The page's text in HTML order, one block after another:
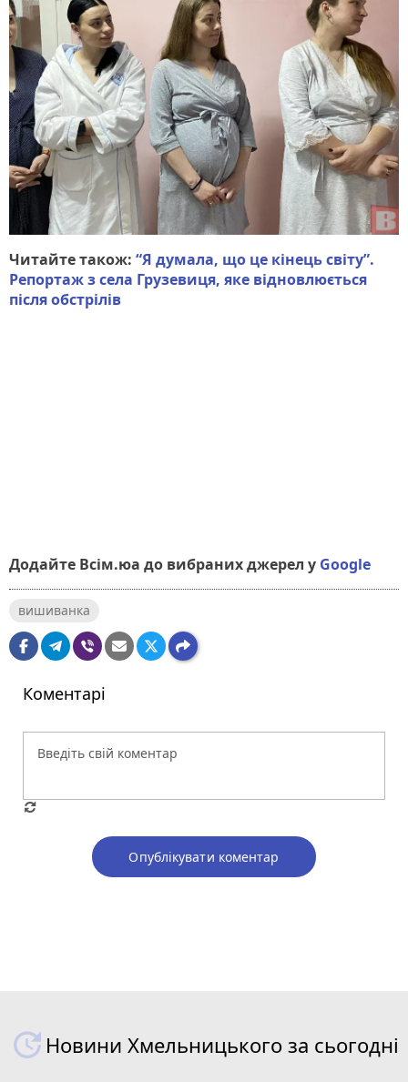
Читайте також: “Я думала, що це кінець світу”.
Репортаж з села Грузевиця, яке відновлюється
після обстрілів
Додайте Всім.юа до вибраних джерел у Google
вишиванка
Коментарі
Опублікувати коментар
Новини Хмельницького за сьогодні